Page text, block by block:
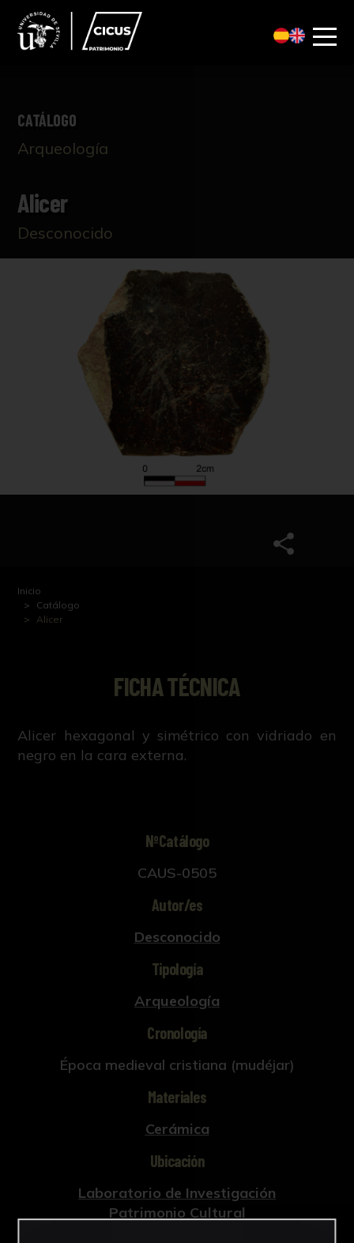
CATÁLOGO
Arqueología
Alicer
Desconocido
Inicio
Catálogo
Alicer
FICHA TÉCNICA
Alicer hexagonal y simétrico con vidriado en
negro en la cara externa.
NºCatálogo
CAUS-0505
Autor/es
Desconocido
Tipología
Arqueología
Cronología
Época medieval cristiana (mudéjar)
Materiales
Cerámica
Ubicación
Laboratorio de Investigación
Patrimonio Cultural